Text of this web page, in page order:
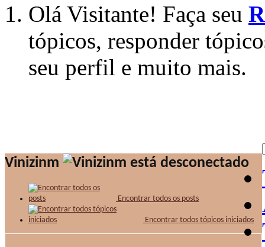
Olá Visitante! Faça seu
tópicos, responder
seu perfil e muito mais.
Vinizinm
Encontrar todos os posts
Encontrar todos tópicos iniciados